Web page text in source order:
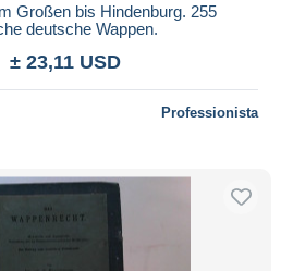
Großen bis Hindenburg. 255
deutsche Wappen.
± 23,11 USD
Professionista